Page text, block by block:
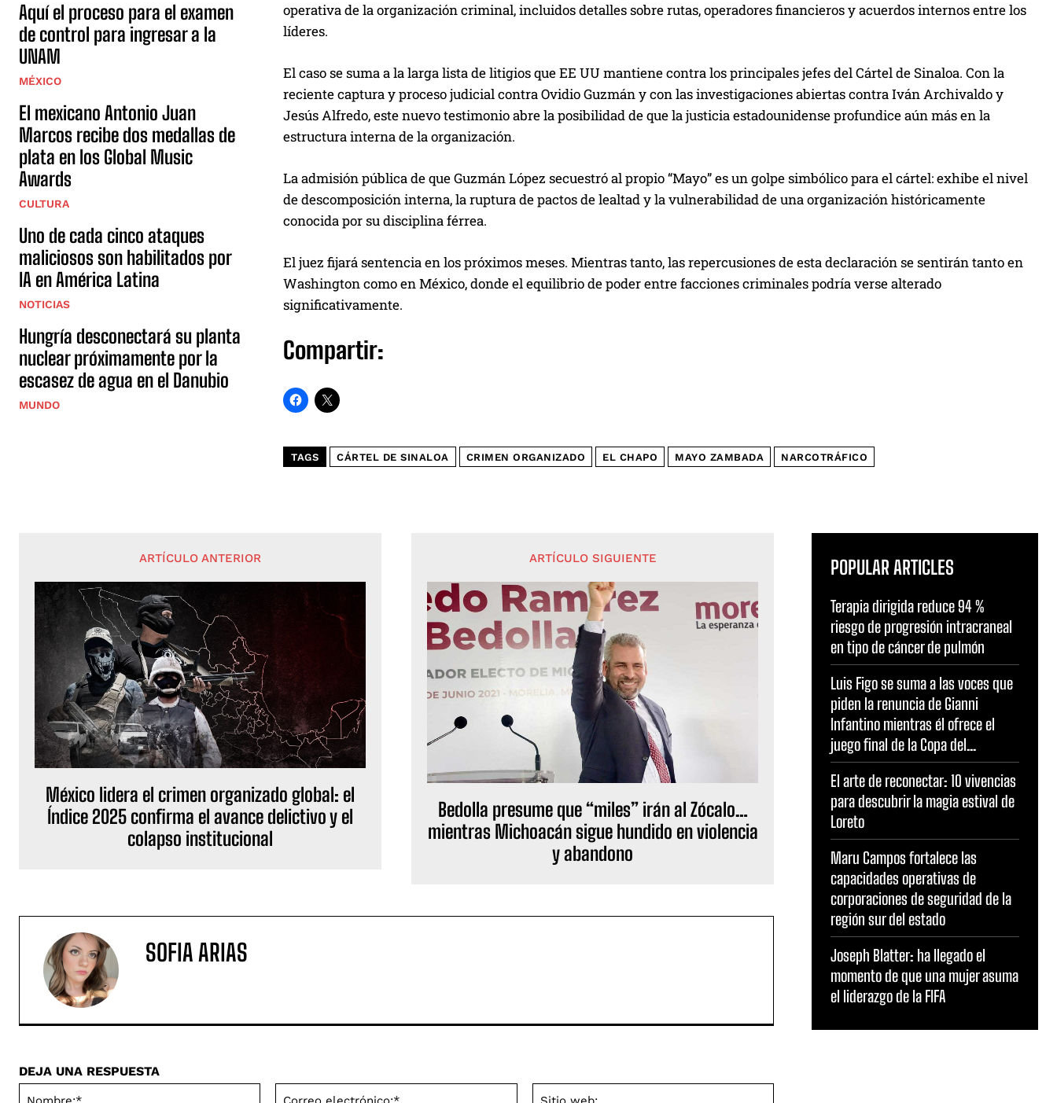
Aquí el proceso para el examen
de control para ingresar a la
UNAM
MÉXICO
El mexicano Antonio Juan
Marcos recibe dos medallas de
plata en los Global Music
Awards
CULTURA
Uno de cada cinco ataques
maliciosos son habilitados por
IA en América Latina
NOTICIAS
Hungría desconectará su planta
nuclear próximamente por la
escasez de agua en el Danubio
MUNDO
operativa de la organización criminal, incluidos detalles sobre rutas, operadores financieros y acuerdos internos entre los
líderes.
El caso se suma a la larga lista de litigios que EE UU mantiene contra los principales jefes del Cártel de Sinaloa. Con la
reciente captura y proceso judicial contra Ovidio Guzmán y con las investigaciones abiertas contra Iván Archivaldo y
Jesús Alfredo, este nuevo testimonio abre la posibilidad de que la justicia estadounidense profundice aún más en la
estructura interna de la organización.
La admisión pública de que Guzmán López secuestró al propio “Mayo” es un golpe simbólico para el cártel: exhibe el nivel
de descomposición interna, la ruptura de pactos de lealtad y la vulnerabilidad de una organización históricamente
conocida por su disciplina férrea.
El juez fijará sentencia en los próximos meses. Mientras tanto, las repercusiones de esta declaración se sentirán tanto en
Washington como en México, donde el equilibrio de poder entre facciones criminales podría verse alterado
significativamente.
Compartir:
TAGS CÁRTEL DE SINALOA CRIMEN ORGANIZADO EL CHAPO MAYO ZAMBADA NARCOTRÁFICO
ARTÍCULO ANTERIOR
México lidera el crimen organizado global: el
Índice 2025 confirma el avance delictivo y el
colapso institucional
ARTÍCULO SIGUIENTE
Bedolla presume que “miles” irán al Zócalo…
mientras Michoacán sigue hundido en violencia
y abandono
SOFIA ARIAS
DEJA UNA RESPUESTA
POPULAR ARTICLES
Terapia dirigida reduce 94 %
riesgo de progresión intracraneal
en tipo de cáncer de pulmón
Luis Figo se suma a las voces que
piden la renuncia de Gianni
Infantino mientras él ofrece el
juego final de la Copa del...
El arte de reconectar: 10 vivencias
para descubrir la magia estival de
Loreto
Maru Campos fortalece las
capacidades operativas de
corporaciones de seguridad de la
región sur del estado
Joseph Blatter: ha llegado el
momento de que una mujer asuma
el liderazgo de la FIFA